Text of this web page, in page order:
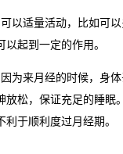
以适量活动，比如可
起到一定的作用。
为来月经的时候，身
放松，保证充足的睡
于顺利度过月经期。